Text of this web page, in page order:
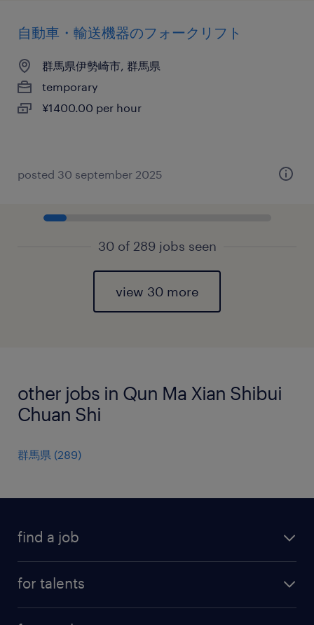
自動車・輸送機器のフォークリフト
群馬県伊勢崎市, 群馬県
temporary
¥1400.00 per hour
posted 30 september 2025
30 of 289 jobs seen
view 30 more
other jobs in Qun Ma Xian Shibui
Chuan Shi
群馬県 (289)
find a job
for talents